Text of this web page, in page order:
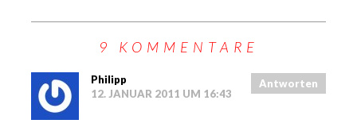
9 KOMMENTARE
Philipp
12. JANUAR 2011 UM 16:43
Antworten